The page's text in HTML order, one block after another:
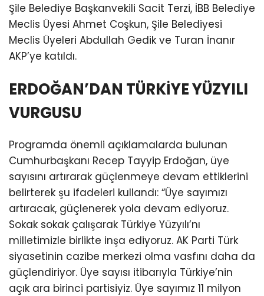
Şile Belediye Başkanvekili Sacit Terzi, İBB Belediye
Meclis Üyesi Ahmet Coşkun, Şile Belediyesi
Meclis Üyeleri Abdullah Gedik ve Turan İnanır
AKP’ye katıldı.
ERDOĞAN’DAN TÜRKİYE YÜZYILI
VURGUSU
Programda önemli açıklamalarda bulunan
Cumhurbaşkanı Recep Tayyip Erdoğan, üye
sayısını artırarak güçlenmeye devam ettiklerini
belirterek şu ifadeleri kullandı: “Üye sayımızı
artıracak, güçlenerek yola devam ediyoruz.
Sokak sokak çalışarak Türkiye Yüzyılı’nı
milletimizle birlikte inşa ediyoruz. AK Parti Türk
siyasetinin cazibe merkezi olma vasfını daha da
güçlendiriyor. Üye sayısı itibarıyla Türkiye’nin
açık ara birinci partisiyiz. Üye sayımız 11 milyon